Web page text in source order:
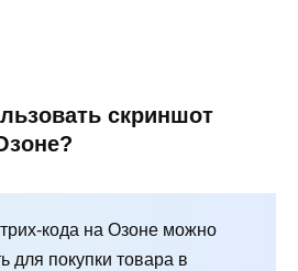
скриншот
кода на Озоне можно
для покупки товара в